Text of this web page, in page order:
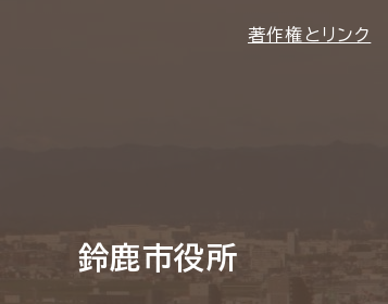
著作権とリンク
鈴鹿市役所